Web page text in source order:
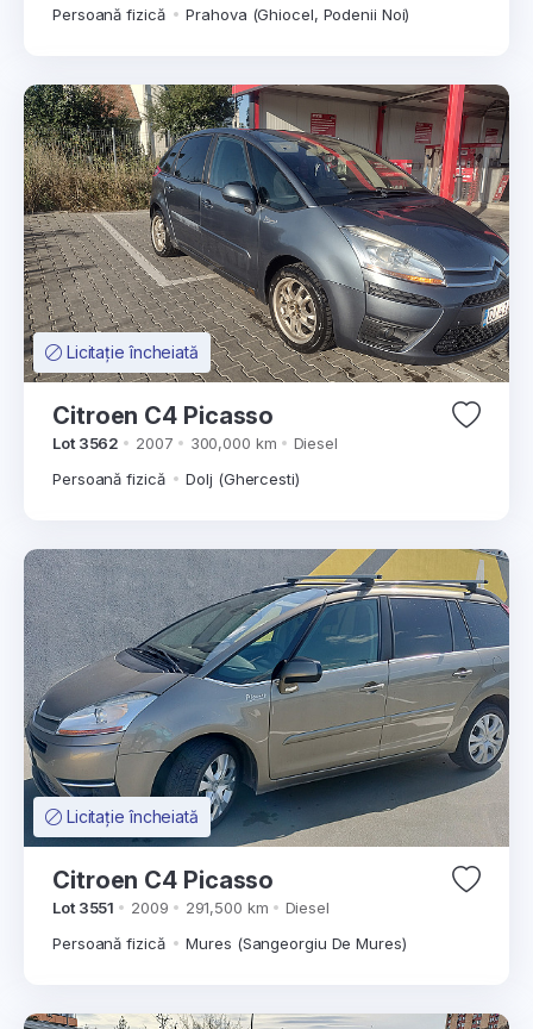
Persoană fizică Prahova (Ghiocel, Podenii Noi)
Licitație încheiată
Citroen C4 Picasso
Lot 3562 2007 300,000 km
Diesel
Persoană fizică
Dolj (Ghercesti)
Licitație încheiată
Citroen C4 Picasso
Lot 3551 2009 291,500 km
Diesel
Persoană fizică
Mures (Sangeorgiu De Mures)